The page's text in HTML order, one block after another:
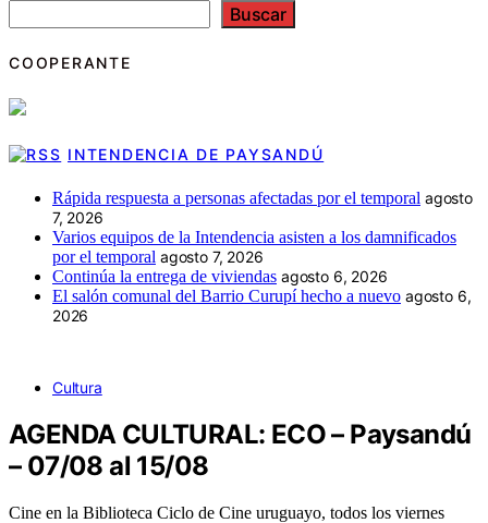
Buscar
COOPERANTE
INTENDENCIA DE PAYSANDÚ
Rápida respuesta a personas afectadas por el temporal agosto
7, 2026
Varios equipos de la Intendencia asisten a los damnificados
por el temporal agosto 7, 2026
Continúa la entrega de viviendas agosto 6, 2026
El salón comunal del Barrio Curupí hecho a nuevo agosto 6,
2026
Cultura
AGENDA CULTURAL: ECO – Paysandú
– 07/08 al 15/08
Cine en la Biblioteca Ciclo de Cine uruguayo, todos los viernes